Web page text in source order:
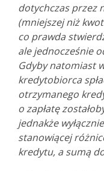
dotychczas przez
(mniejszej niż
co prawda
ale jednocześnie
Gdyby natomiast
kredytobiorca
otrzymanego
o zapłatę
jednakże
stanowiącej
kredytu, a sumą